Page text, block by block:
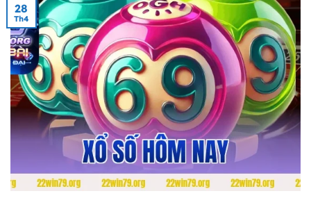
Xổ Số Hôm Nay
28
Th4